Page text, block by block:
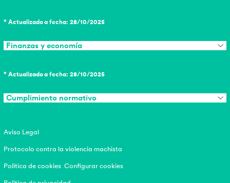
* Actualizado a fecha: 28/10/2025
Finanzas y economía
* Actualizado a fecha: 28/10/2025
Cumplimiento normativo
Aviso Legal
Protocolo contra la violencia machista
Politica de cookies Configurar cookies